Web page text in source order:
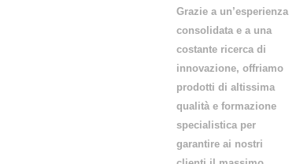
Grazie a un’esperienza
consolidata e a una
costante ricerca di
innovazione, offriamo
prodotti di altissima
qualità e formazione
specialistica per
garantire ai nostri